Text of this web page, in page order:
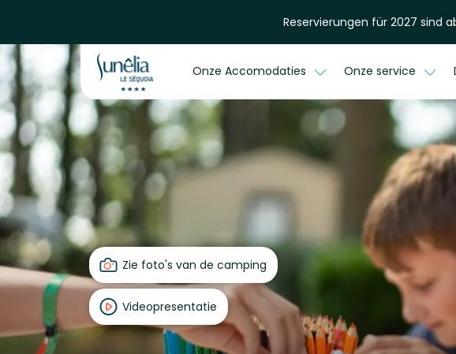
Reservierungen für 2027 sind
Onze Accomodaties Onze service
Zie foto's van de camping
Videopresentatie